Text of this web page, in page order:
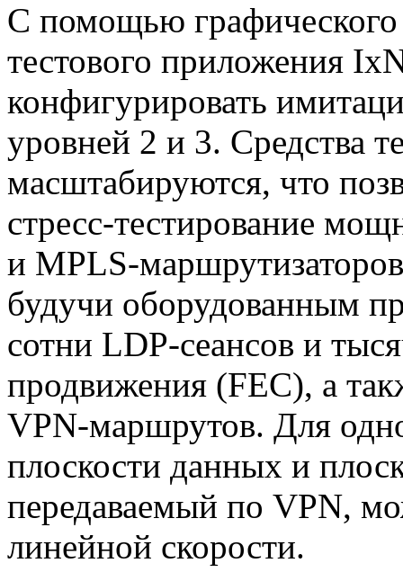
С помощью графического
тестового приложения
конфигурировать
уровней 2 и 3. Средства
масштабируются, что
стресс-тестирование
и MPLS-маршрутизаторов
будучи оборудованным
сотни LDP-сеансов и
продвижения (FEC), а
VPN-маршрутов. Для
плоскости данных и
передаваемый по VPN,
линейной скорости.